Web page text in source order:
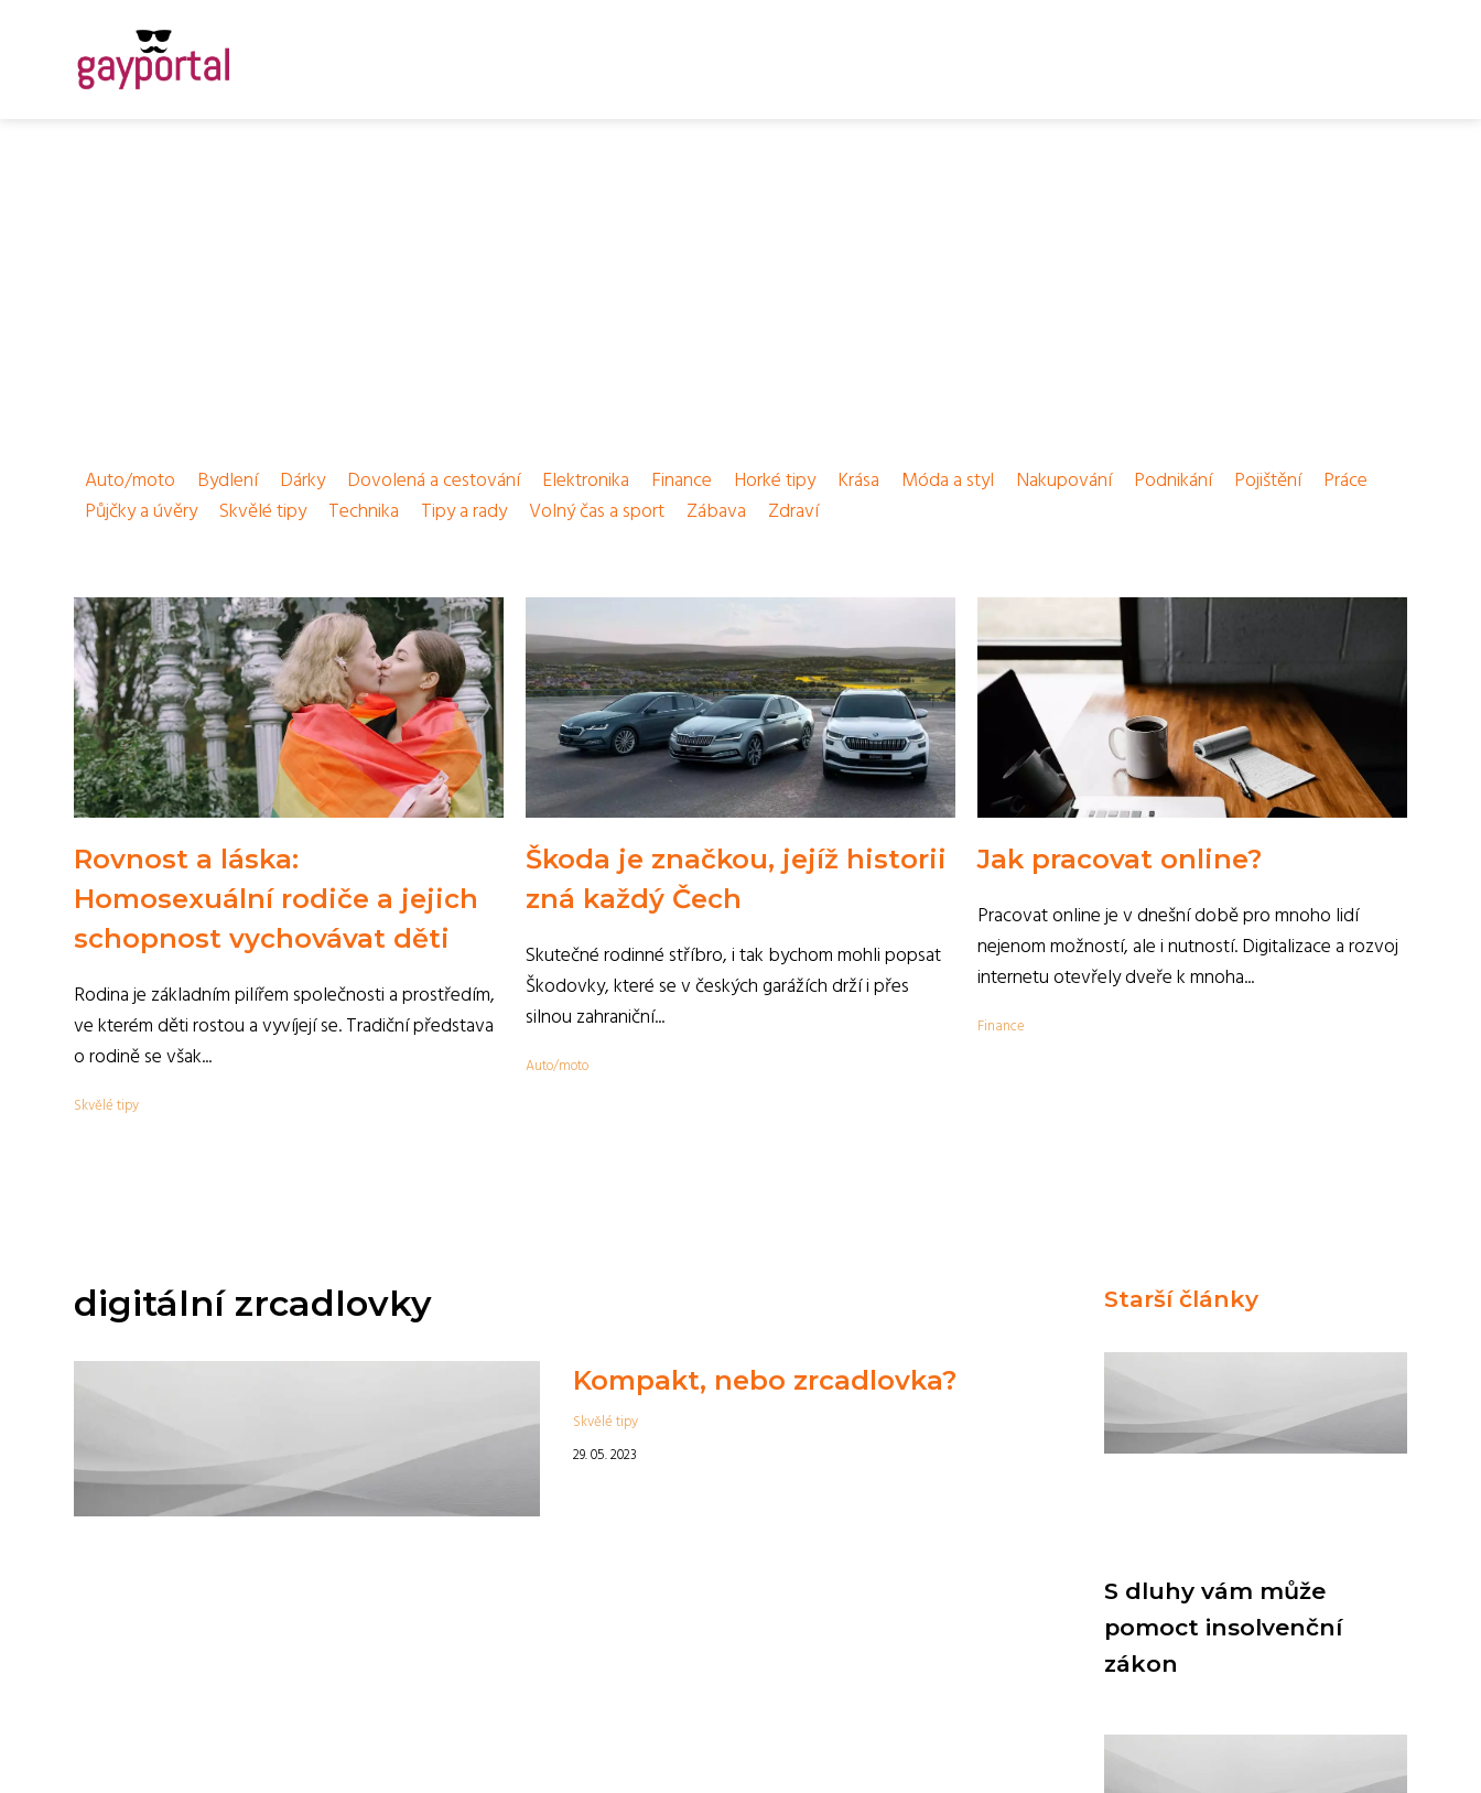
Auto/moto Bydlení Dárky Dovolená a cestování Elektronika Finance Horké tipy Krása Móda a styl Nakupování Podnikání Pojištění
Práce
Půjčky a úvěry
Skvělé tipy Technika Tipy a rady Volný čas a sport Zábava Zdraví
Rovnost a láska:
Homosexuální rodiče a jejich
schopnost vychovávat děti
Rodina je základním pilířem společnosti a prostředím,
ve kterém děti rostou a vyvíjejí se. Tradiční představa
o rodině se však...
Skvělé tipy
Škoda je značkou, jejíž historii
zná každý Čech
Skutečné rodinné stříbro, i tak bychom mohli popsat
Škodovky, které se v českých garážích drží i přes
silnou zahraniční...
Auto/moto
Jak pracovat online?
Pracovat online je v dnešní době pro mnoho lidí
nejenom možností, ale i nutností. Digitalizace a rozvoj
internetu otevřely dveře k mnoha...
Finance
digitální zrcadlovky
Kompakt, nebo zrcadlovka?
Skvělé tipy
29. 05. 2023
Starší články
S dluhy vám může
pomoct insolvenční
zákon